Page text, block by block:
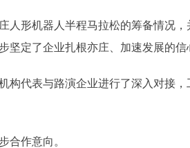
形机器人半程马拉松的筹备情况，
定了企业扎根亦庄、加速发展的信
代表与路演企业进行了深入对接，
作意向。